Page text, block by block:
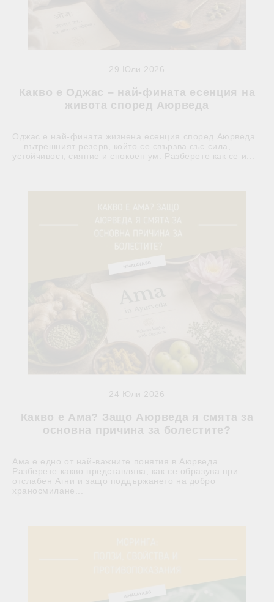
Какво е Оджас – най-фината есенция на
живота според Аюрведа
29 Юли 2026
Оджас е най-фината жизнена есенция според Аюрведа
— вътрешният резерв, който се свързва със сила,
устойчивост, сияние и спокоен ум. Разберете как се и...
Какво е Ама? Защо Аюрведа я смята за
основна причина за болестите?
24 Юли 2026
Ама е едно от най-важните понятия в Аюрведа.
Разберете какво представлява, как се образува при
отслабен Агни и защо поддържането на добро
храносмилане...